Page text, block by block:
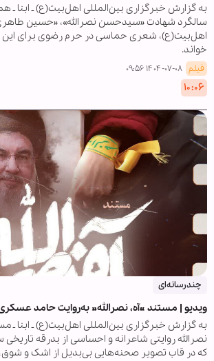
به گزارش خبرگزاری بین‌المللی اهل‌بیت(ع) ـ ابنا ـ
سالگرد شهادت «سیدحسن نصرالله»، «حسین
اهل‌بیت(ع)، شعری حماسی در حرم رضوی برای این
خواند.
فیلم ۱۴۰۴-۰۷-۰۸ ۰۹:۵۶
۱۰:۰۶
چندرسانه‌ای
ویدیو | مستند «آه، نصرالله» به‌روایت حامد
به گزارش خبرگزاری بین‌المللی اهل‌بیت(ع) ـ ابنا ـ
نصرالله روایتی شاعرانه و احساسی از بدرقه
که در قاب تصویر صحنه‌هایی بی‌بدیل از اشک و